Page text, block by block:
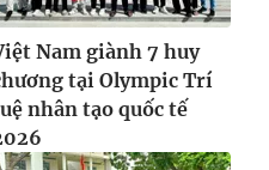
Nam giành 7 huy
tại Olympic Trí
nhân tạo quốc tế